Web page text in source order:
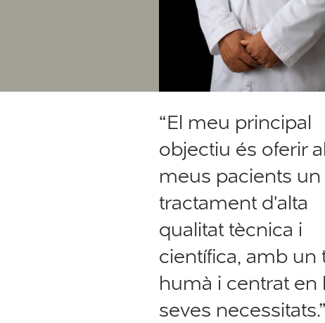
“El meu principal
objectiu és oferir
meus pacients un
tractament d'alta
qualitat tècnica i
científica, amb un
humà i centrat en
seves necessitats.”